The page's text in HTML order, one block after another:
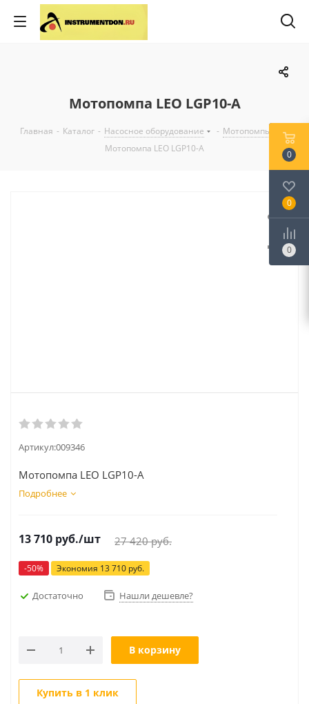
Мотопомпа LEO LGP10-A
Главная - Каталог - Насосное оборудование - Мотопомпы
-
Мотопомпа LEO LGP10-A
Артикул:009346
Мотопомпа LEO LGP10-A
Подробнее
13 710 руб./шт 27 420руб.
-50% Экономия 13 710 руб.
Достаточно Нашли дешевле?
В корзину
Купить в 1 клик
0
0
0